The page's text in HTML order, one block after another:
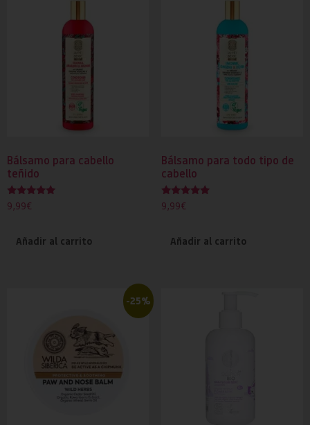
Bálsamo para cabello
teñido
Valorado
con
9,99€
Añadir al carrito
Bálsamo para todo tipo de
cabello
Valorado
con
9,99€
Añadir al carrito
-25%